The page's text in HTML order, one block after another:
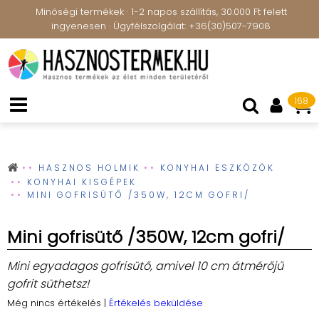
Minőségi termékek · 1-2 napos szállítás, 30.000 Ft felett
ingyenesen · Ügyfélszolgálat: +36(30)507-7908
168
HASZNOS HOLMIK
KONYHAI ESZKÖZÖK
KONYHAI KISGÉPEK
MINI GOFRISÜTŐ /350W, 12CM GOFRI/
Mini gofrisütő /350W, 12cm gofri/
Mini egyadagos gofrisütő, amivel 10 cm átmérőjű
gofrit süthetsz!
Még nincs értékelés | Értékelés beküldése